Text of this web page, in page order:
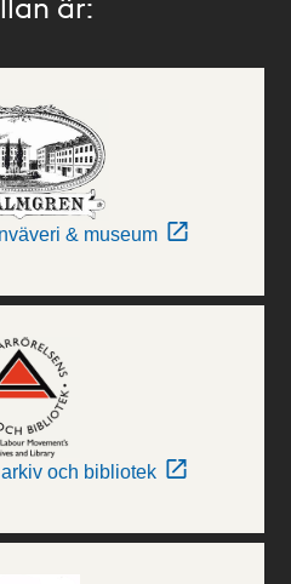
& museum
och bibliotek